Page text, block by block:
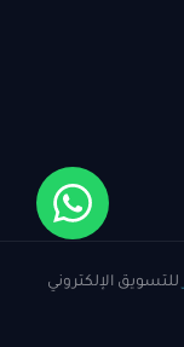
للتسويق الإلكتروني